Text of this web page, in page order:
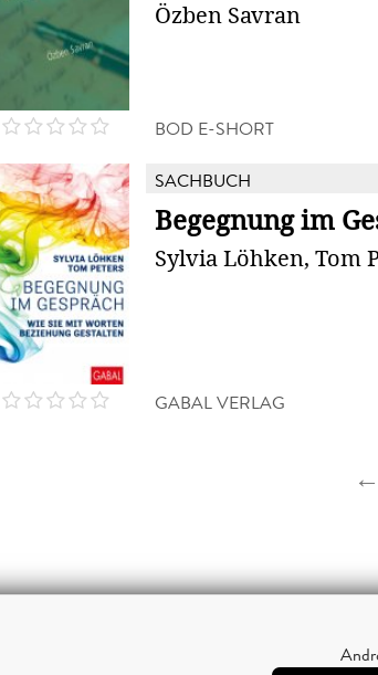
Özben Savran
BOD E-SHORT
SACHBUCH
Begegnung im
Sylvia Löhken, Tom
GABAL VERLAG
←